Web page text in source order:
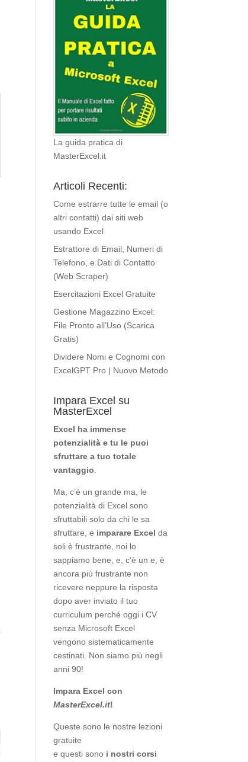
La guida pratica di
MasterExcel.it
Articoli Recenti:
Come estrarre tutte le email (o
altri contatti) dai siti web
usando Excel
Estrattore di Email, Numeri di
Telefono, e Dati di Contatto
(Web Scraper)
Esercitazioni Excel Gratuite
Gestione Magazzino Excel:
File Pronto all’Uso (Scarica
Gratis)
Dividere Nomi e Cognomi con
ExcelGPT Pro | Nuovo Metodo
Impara Excel su
MasterExcel
Excel ha immense
potenzialità e tu le puoi
sfruttare a tuo totale
vantaggio.
Ma, c’è un grande ma, le
potenzialità di Excel sono
sfruttabili solo da chi le sa
sfruttare, e imparare Excel da
soli è frustrante, noi lo
sappiamo bene, e, c’è un e, è
ancora più frustrante non
ricevere neppure la risposta
dopo aver inviato il tuo
curriculum perché oggi i CV
senza Microsoft Excel
vengono sistematicamente
cestinati. Non siamo più negli
anni 90!
Impara Excel con
MasterExcel.it!
Queste sono le nostre lezioni
gratuite
e questi sono i nostri corsi